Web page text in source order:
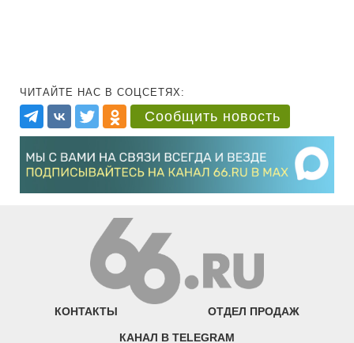
ЧИТАЙТЕ НАС В СОЦСЕТЯХ:
Сообщить новость
КОНТАКТЫ ОТДЕЛ ПРОДАЖ
КАНАЛ В TELEGRAM